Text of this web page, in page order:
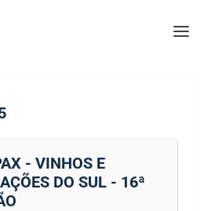
- VINHOS E
DO SUL - 16ª